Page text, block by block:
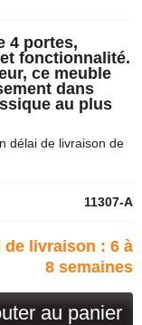
4 portes,
fonctionnalité.
ce meuble
dans
au plus
délai de livraison de
11307-A
de livraison : 6 à
8 semaines
au panier